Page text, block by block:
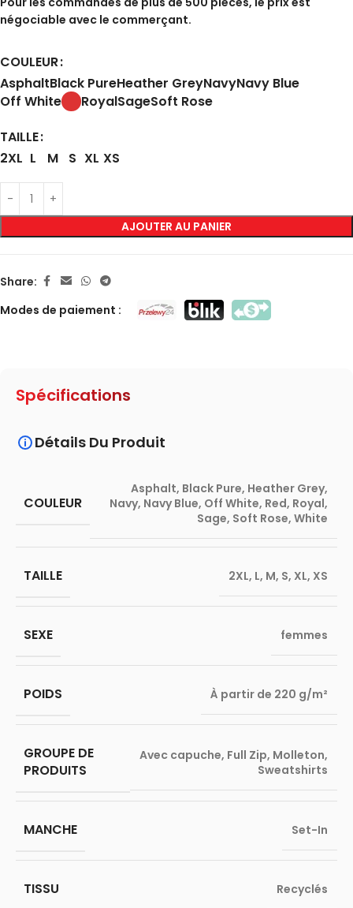
négociable avec le commerçant.
COULEUR
AsphaltBlack PureHeather GreyNavyNavy Blue
Off White
RoyalSageSoft Rose
TAILLE
2XL L M S XL XS
AJOUTER AU PANIER
Share:
Modes de paiement :
Spécifications
Détails Du Produit
COULEUR
Asphalt, Black Pure, Heather Grey,
Navy, Navy Blue, Off White, Red, Royal,
Sage, Soft Rose, White
TAILLE 2XL, L, M, S, XL, XS
SEXE femmes
POIDS À partir de 220 g/m²
GROUPE DE
PRODUITS
Avec capuche, Full Zip, Molleton,
Sweatshirts
MANCHE Set-In
TISSU Recyclés